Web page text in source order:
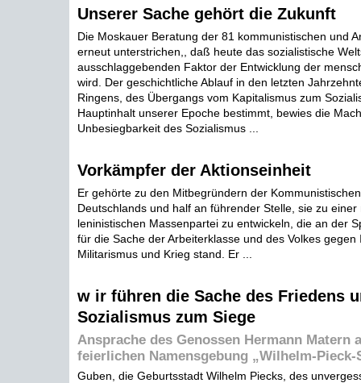
Unserer Sache gehört die Zukunft
Die Moskauer Beratung der 81 kommunistischen und
erneut unterstrichen,, daß heute das sozialistische
ausschlaggebenden Faktor der Entwicklung der
wird. Der geschichtliche Ablauf in den letzten
Ringens, des Übergangs vom Kapitalismus zum
Hauptinhalt unserer Epoche bestimmt, bewies die
Unbesiegbarkeit des Sozialismus ...
Vorkämpfer der Aktionseinheit
Er gehörte zu den Mitbegründern der
Deutschlands und half an führender Stelle, sie zu einer
leninistischen Massenpartei zu entwickeln, die an der
für die Sache der Arbeiterklasse und des Volkes gegen
Militarismus und Krieg stand. Er ...
w ir führen die Sache des Friedens
Sozialismus zum Siege
Ansprache des Genossen Hermann Matern
feierlichen Namensgebung „Wilhelm-Pieck-
Guben, die Geburtsstadt Wilhelm Piecks, des